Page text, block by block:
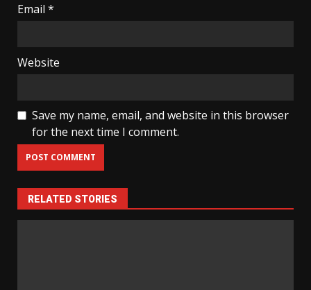
Email *
Website
Save my name, email, and website in this browser
for the next time I comment.
RELATED STORIES